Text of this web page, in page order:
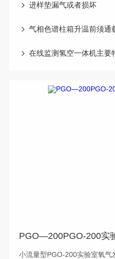
进样垫漏气或者损坏
气相色谱柱箱升温前须通
在线监测氢空一体机主要
PGO—200PGO-200实
小流量型PGO-200实验室氧气